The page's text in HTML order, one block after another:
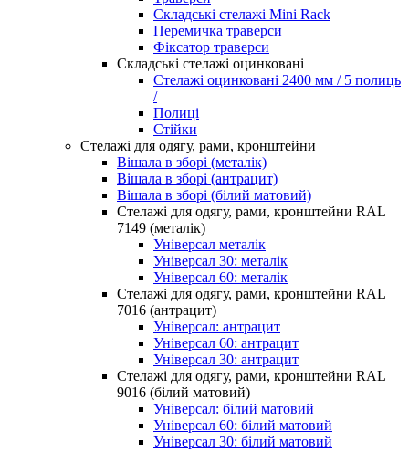
Складські стелажі Mini Rack
Перемичка траверси
Фіксатор траверси
Складські стелажі оцинковані
Стелажі оцинковані 2400 мм / 5 полиць
/
Полиці
Стійки
Стелажі для одягу, рами, кронштейни
Вішала в зборі (металік)
Вішала в зборі (антрацит)
Вішала в зборі (білий матовий)
Стелажі для одягу, рами, кронштейни RAL
7149 (металік)
Універсал металік
Універсал 30: металік
Універсал 60: металік
Стелажі для одягу, рами, кронштейни RAL
7016 (антрацит)
Універсал: антрацит
Універсал 60: антрацит
Універсал 30: антрацит
Стелажі для одягу, рами, кронштейни RAL
9016 (білий матовий)
Універсал: білий матовий
Універсал 60: білий матовий
Універсал 30: білий матовий